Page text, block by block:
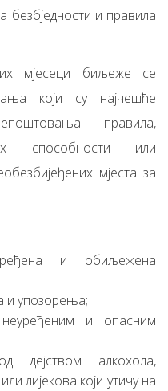
безбједности и правила
мјесеци биљеже се
који су најчешће
правила,
способности или
мјеста за
и обиљежена
и упозорења;
неуређеним и опасним
алкохола,
лијекова који утичу на